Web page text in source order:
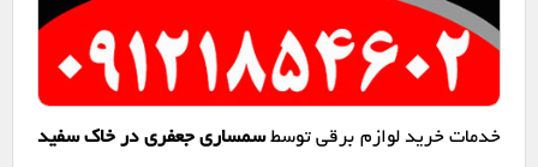
خدمات خرید لوازم برقی توسطسمساری جعفری در خاک سفید